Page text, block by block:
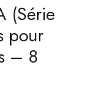
(Série
pour
– 8